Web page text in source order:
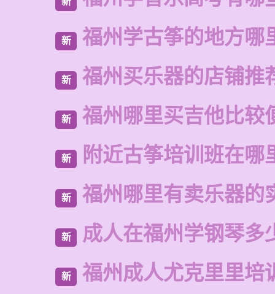
新 福州学古筝的地方哪
新 福州买乐器的店铺推
新 福州哪里买吉他比较
新 附近古筝培训班在哪
新 福州哪里有卖乐器的
新 成人在福州学钢琴多
新 福州成人尤克里里培